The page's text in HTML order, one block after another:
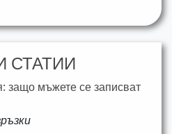
СТАТИИ
защо мъжете се записват